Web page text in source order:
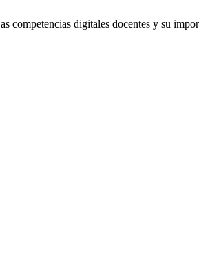
digitales docentes y su